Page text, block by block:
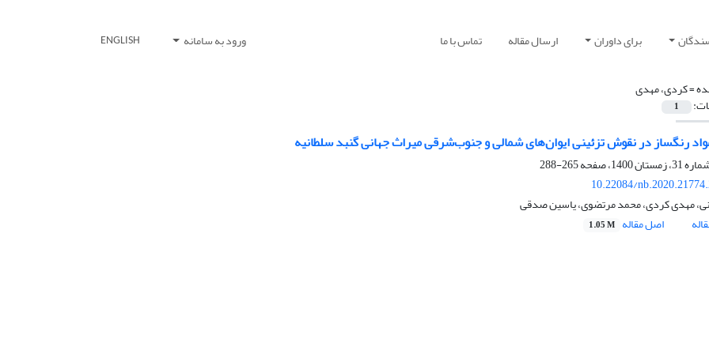
برای داوران ارسال مقاله تماس با ما ورود به سامانه ENGLISH
=کردی، مهدی
1
رنگساز در نقوش تزئینی ایوان‌های شمالی و جنوب‌شرقی میراث جهانی گنبد سلطانیه
265-288
10.22084/
مهدی کردی، محمد مرتضوی، یاسین صدقی
اصل مقاله 1.05 M